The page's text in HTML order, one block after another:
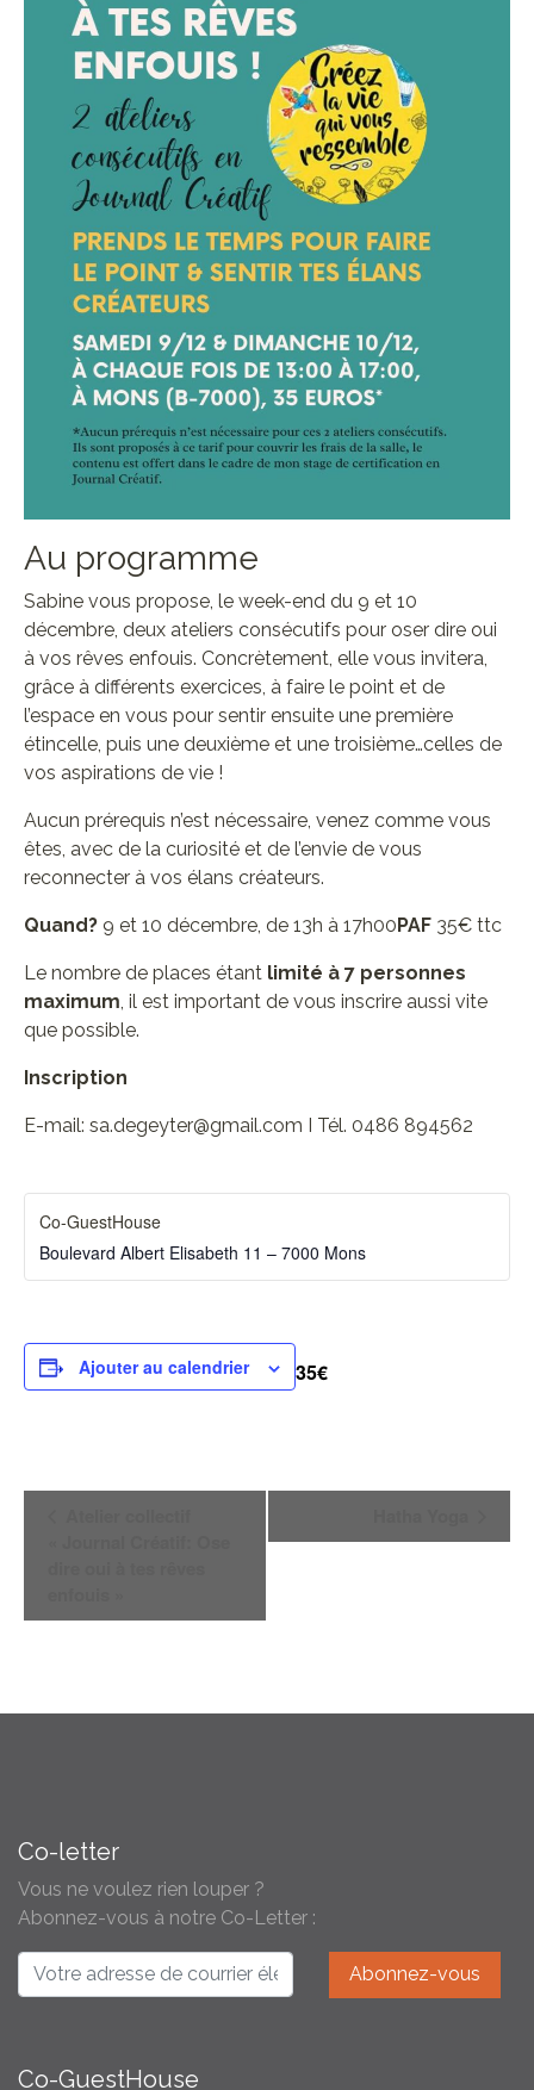
Au programme
Sabine vous propose, le week-end du 9 et 10
décembre, deux ateliers consécutifs pour oser dire oui
à vos rêves enfouis. Concrètement, elle vous invitera,
grâce à différents exercices, à faire le point et de
l’espace en vous pour sentir ensuite une première
étincelle, puis une deuxième et une troisième…celles de
vos aspirations de vie !
Aucun prérequis n’est nécessaire, venez comme vous
êtes, avec de la curiosité et de l’envie de vous
reconnecter à vos élans créateurs.
Quand? 9 et 10 décembre, de 13h à 17h00PAF 35€ ttc
Le nombre de places étant limité à 7 personnes
maximum, il est important de vous inscrire aussi vite
que possible.
Inscription
E-mail: sa.degeyter@gmail.com I Tél. 0486 894562
Co-GuestHouse
Boulevard Albert Elisabeth 11 – 7000 Mons
Ajouter au calendrier 35€
Co-letter
Vous ne voulez rien louper ?
Abonnez-vous à notre Co-Letter :
Co-GuestHouse